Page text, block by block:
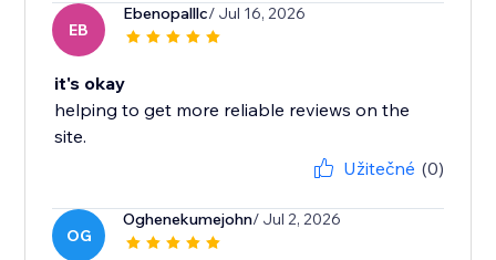
EB
Ebenopalllc/ Jul 16, 2026
it's okay
helping to get more reliable reviews on the
site.
Užitečné (0)
OG
Oghenekumejohn/ Jul 2, 2026